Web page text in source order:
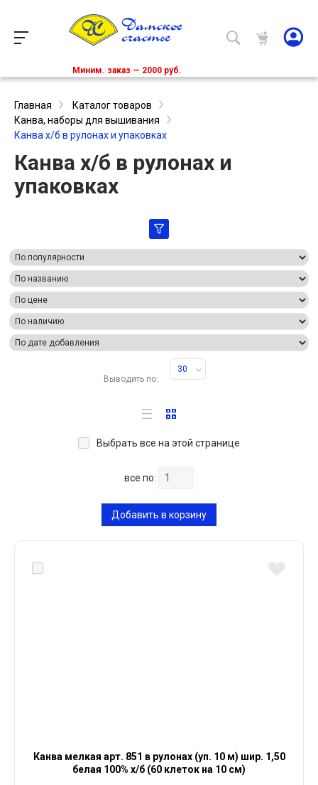
Миним. заказ — 2000 руб.
Главная
Каталог товаров
Канва, наборы для вышивания
Канва х/б в рулонах и упаковках
Канва х/б в рулонах и
упаковках
Выводить по:
30
Выбрать все на этой странице
все по:
Добавить в корзину
Канва мелкая арт. 851 в рулонах (уп. 10 м) шир. 1,50
белая 100% х/б (60 клеток на 10 см)